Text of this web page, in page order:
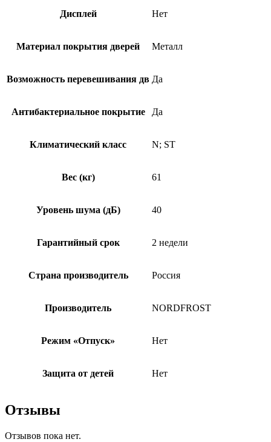
Дисплей Нет
Материал покрытия дверей Металл
Возможность перевешивания дв Да
Антибактериальное покрытие Да
Климатический класс N; ST
Вес (кг) 61
Уровень шума (дБ) 40
Гарантийный срок 2 недели
Страна производитель Россия
Производитель NORDFROST
Режим «Отпуск» Нет
Защита от детей Нет
Отзывы
Отзывов пока нет.